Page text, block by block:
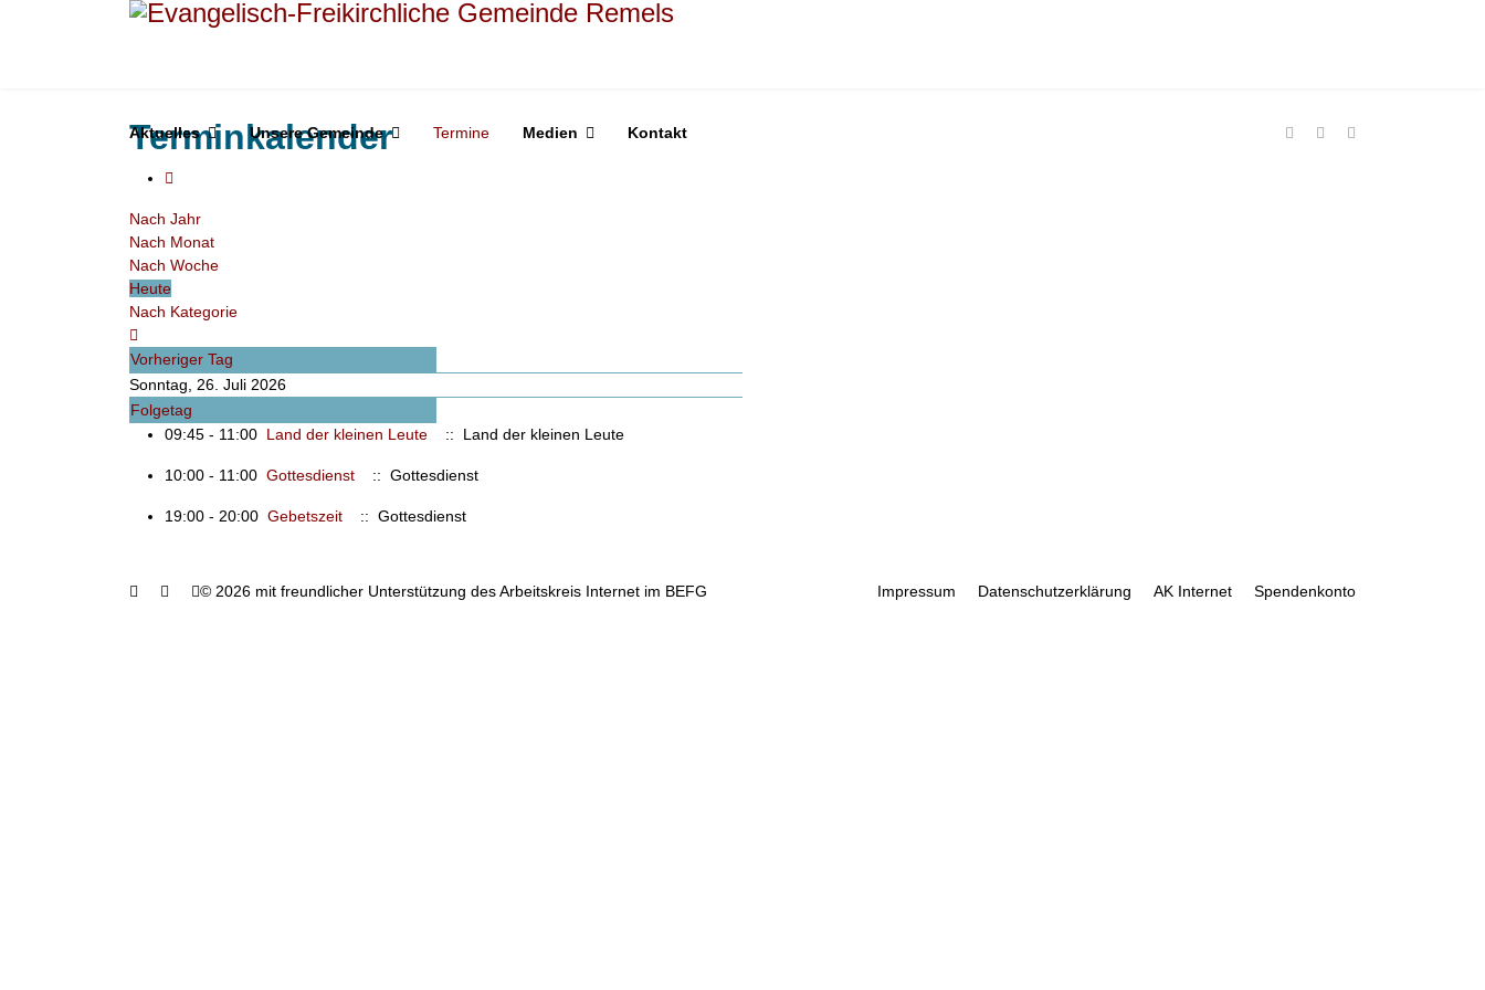
Aktuelles Unsere Gemeinde Termine Medien Kontakt
Terminkalender
Nach Jahr
Nach Monat
Nach Woche
Heute
Nach Kategorie
Vorheriger Tag
Sonntag, 26. Juli 2026
Folgetag
09:45 - 11:00 Land der kleinen Leute :: Land der kleinen Leute
10:00 - 11:00 Gottesdienst :: Gottesdienst
19:00 - 20:00 Gebetszeit :: Gottesdienst
© 2026 mit freundlicher Unterstützung des Arbeitskreis Internet im BEFG Impressum Datenschutzerklärung AK Internet Spendenkonto